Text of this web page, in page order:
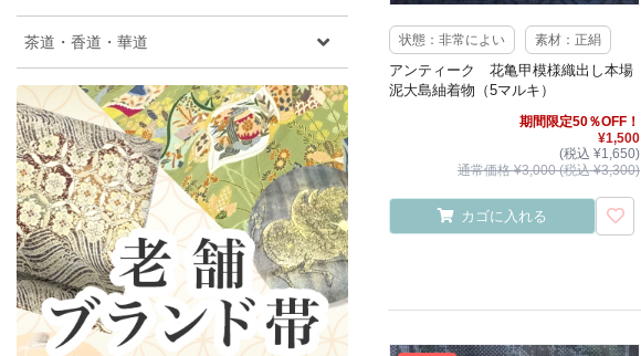
茶道・香道・華道 状態：非常によい 素材：正絹
アンティーク 花亀甲模様織出し本場
泥大島紬着物（5マルキ）
期間限定50％OFF！
¥1,500
(税込 ¥1,650)
通常価格 ¥3,000 (税込 ¥3,300)
カゴに入れる